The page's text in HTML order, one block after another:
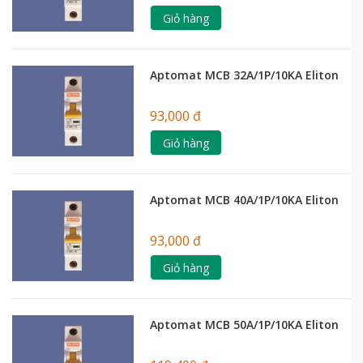
Giỏ hàng
Aptomat MCB 32A/1P/10KA Eliton
93,000 đ
Giỏ hàng
Aptomat MCB 40A/1P/10KA Eliton
93,000 đ
Giỏ hàng
Aptomat MCB 50A/1P/10KA Eliton